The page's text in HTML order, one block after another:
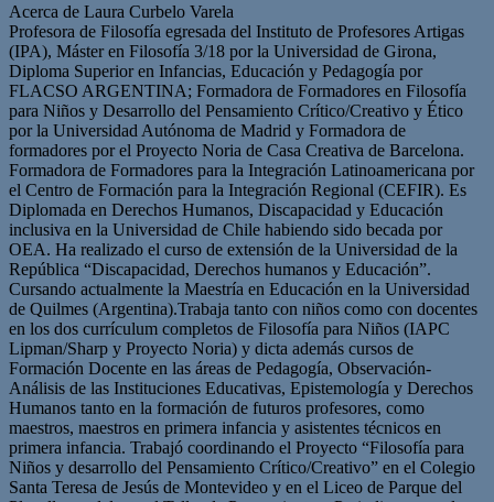
Acerca de Laura Curbelo Varela
Profesora de Filosofía egresada del Instituto de Profesores Artigas
(IPA), Máster en Filosofía 3/18 por la Universidad de Girona,
Diploma Superior en Infancias, Educación y Pedagogía por
FLACSO ARGENTINA; Formadora de Formadores en Filosofía
para Niños y Desarrollo del Pensamiento Crítico/Creativo y Ético
por la Universidad Autónoma de Madrid y Formadora de
formadores por el Proyecto Noria de Casa Creativa de Barcelona.
Formadora de Formadores para la Integración Latinoamericana por
el Centro de Formación para la Integración Regional (CEFIR). Es
Diplomada en Derechos Humanos, Discapacidad y Educación
inclusiva en la Universidad de Chile habiendo sido becada por
OEA. Ha realizado el curso de extensión de la Universidad de la
República “Discapacidad, Derechos humanos y Educación”.
Cursando actualmente la Maestría en Educación en la Universidad
de Quilmes (Argentina).Trabaja tanto con niños como con docentes
en los dos currículum completos de Filosofía para Niños (IAPC
Lipman/Sharp y Proyecto Noria) y dicta además cursos de
Formación Docente en las áreas de Pedagogía, Observación-
Análisis de las Instituciones Educativas, Epistemología y Derechos
Humanos tanto en la formación de futuros profesores, como
maestros, maestros en primera infancia y asistentes técnicos en
primera infancia. Trabajó coordinando el Proyecto “Filosofía para
Niños y desarrollo del Pensamiento Crítico/Creativo” en el Colegio
Santa Teresa de Jesús de Montevideo y en el Liceo de Parque del